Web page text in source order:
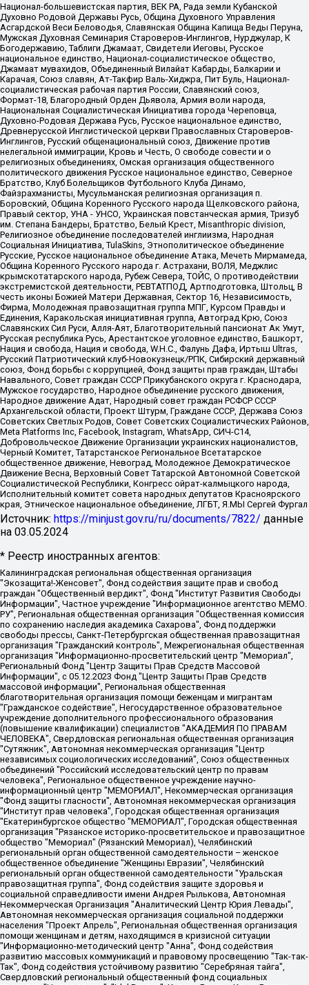
Национал-большевистская партия, ВЕК РА, Рада земли Кубанской
Духовно Родовой Державы Русь, Община Духовного Управления
Асгардской Веси Беловодья, Славянская Община Капища Веды Перуна,
Мужская Духовная Семинария Староверов-Инглингов, Нурджулар, К
Богодержавию, Таблиги Джамаат, Свидетели Иеговы, Русское
национальное единство, Национал-социалистическое общество,
Джамаат мувахидов, Объединенный Вилайат Кабарды, Балкарии и
Карачая, Союз славян, Ат-Такфир Валь-Хиджра, Пит Буль, Национал-
социалистическая рабочая партия России, Славянский союз,
Формат-18, Благородный Орден Дьявола, Армия воли народа,
Национальная Социалистическая Инициатива города Череповца,
Духовно-Родовая Держава Русь, Русское национальное единство,
Древнерусской Инглистической церкви Православных Староверов-
Инглингов, Русский общенациональный союз, Движение против
нелегальной иммиграции, Кровь и Честь, О свободе совести и о
религиозных объединениях, Омская организация общественного
политического движения Русское национальное единство, Северное
Братство, Клуб Болельщиков Футбольного Клуба Динамо,
Файзрахманисты, Мусульманская религиозная организация п.
Боровский, Община Коренного Русского народа Щелковского района,
Правый сектор, УНА - УНСО, Украинская повстанческая армия, Тризуб
им. Степана Бандеры, Братство, Белый Крест, Misanthropic division,
Религиозное объединение последователей инглиизма, Народная
Социальная Инициатива, TulaSkins, Этнополитическое объединение
Русские, Русское национальное объединение Атака, Мечеть Мирмамеда,
Община Коренного Русского народа г. Астрахани, ВОЛЯ, Меджлис
крымскотатарского народа, Рубеж Севера, ТОЙС, О противодействии
экстремистской деятельности, РЕВТАТПОД, Артподготовка, Штольц, В
честь иконы Божией Матери Державная, Сектор 16, Независимость,
Фирма, Молодежная правозащитная группа МПГ, Курсом Правды и
Единения, Каракольская инициативная группа, Автоград Крю, Союз
Славянских Сил Руси, Алля-Аят, Благотворительный пансионат Ак Умут,
Русская республика Русь, Арестантское уголовное единство, Башкорт,
Нация и свобода, Нация и свобода, W.H.С., Фалунь Дафа, Иртыш Ultras,
Русский Патриотический клуб-Новокузнецк/РПК, Сибирский державный
союз, Фонд борьбы с коррупцией, Фонд защиты прав граждан, Штабы
Навального, Совет граждан СССР Прикубанского округа г. Краснодара,
Мужское государство, Народное объединение русского движения,
Народное движение Адат, Народный совет граждан РСФСР СССР
Архангельской области, Проект Штурм, Граждане СССР, Держава Союз
Советских Светлых Родов, Совет Советских Социалистических Районов,
Meta Platforms Inc, Facebook, Instagram, WhatsApp, СИЧ-С14,
Добровольческое Движение Организации украинских националистов,
Черный Комитет, Татарстанское Региональное Всетатарское
общественное движение, Невоград, Молодежное Демократическое
Движение Весна, Верховный Совет Татарской Автономной Советской
Социалистической Республики, Конгресс ойрат-калмыцкого народа,
Исполнительный комитет совета народных депутатов Красноярского
края, Этническое национальное объединение, ЛГБТ, Я.МЫ Сергей Фургал
Источник: https://minjust.gov.ru/ru/documents/7822/ данные
на 03.05.2024
* Реестр иностранных агентов:
Калининградская региональная общественная организация "Экозащита!-Женсовет", Фонд содействия защите прав и свобод граждан "Общественный вердикт", Фонд "Институт Развития Свободы Информации", Частное учреждение "Информационное агентство МЕМО. РУ", Региональная общественная организация "Общественная комиссия по сохранению наследия академика Сахарова", Фонд поддержки свободы прессы, Санкт-Петербургская общественная правозащитная организация "Гражданский контроль", Межрегиональная общественная организация "Информационно-просветительский центр "Мемориал", Региональный Фонд "Центр Защиты Прав Средств Массовой Информации", с 05.12.2023 Фонд "Центр Защиты Прав Средств массовой информации", Региональная общественная благотворительная организация помощи беженцам и мигрантам "Гражданское содействие", Негосударственное образовательное учреждение дополнительного профессионального образования (повышение квалификации) специалистов "АКАДЕМИЯ ПО ПРАВАМ ЧЕЛОВЕКА", Свердловская региональная общественная организация "Сутяжник", Автономная некоммерческая организация "Центр независимых социологических исследований", Союз общественных объединений "Российский исследовательский центр по правам человека", Региональное общественное учреждение научно-информационный центр "МЕМОРИАЛ", Некоммерческая организация "Фонд защиты гласности", Автономная некоммерческая организация "Институт прав человека", Городская общественная организация "Екатеринбургское общество "МЕМОРИАЛ", Городская общественная организация "Рязанское историко-просветительское и правозащитное общество "Мемориал" (Рязанский Мемориал), Челябинский региональный орган общественной самодеятельности – женское общественное объединение "Женщины Евразии", Челябинский региональный орган общественной самодеятельности "Уральская правозащитная группа", Фонд содействия защите здоровья и социальной справедливости имени Андрея Рылькова, Автономная Некоммерческая Организация "Аналитический Центр Юрия Левады", Автономная некоммерческая организация социальной поддержки населения "Проект Апрель", Региональная общественная организация помощи женщинам и детям, находящимся в кризисной ситуации "Информационно-методический центр "Анна", Фонд содействия развитию массовых коммуникаций и правовому просвещению "Так-так-Так", Фонд содействия устойчивому развитию "Серебряная тайга", Свердловский региональный общественный фонд социальных проектов "Новое время", "Idel.Реалии", Кавказ.Реалии, Крым.Реалии, Телеканал Настоящее Время, Татаро-башкирская служба Радио Свобода (Azatliq Radiosi), Радио Свободная Европа/Радио Свобода (PCE/PC), "Сибирь.Реалии", "Фактограф", Благотворительный фонд помощи осужденным и их семьям, Автономная некоммерческая организация "Институт глобализации и социальных движений", Фонд "В защиту прав заключенных", Частное учреждение "Центр поддержки и содействия развитию средств массовой информации", Пензенский региональный общественный благотворительный фонд "Гражданский союз", "Север.Реалии", Некоммерческая организация Фонд "Правовая инициатива", Общество с ограниченной ответственностью "Радио Свободная Европа/Радио Свобода", Чешское информационное агентство "MEDIUM-ORIENT", Красноярская региональная общественная организация "Мы против СПИДа", Камалягин Денис Николаевич, Маркелов Сергей Евгеньевич, Пономарев Лев Александрович, Савицкая Людмила Алексеевна, Автономная некоммерческая организация "Центр по работе с проблемой насилия "НАСИЛИЮ.НЕТ", Межрегиональный профессиональный союз работников здравоохранения "Альянс врачей", Юридическое лицо, зарегистрированное в Латвийской Республике, SIA "Medusa Project" (регистрационный номер 40103797863, дата регистрации 10.06.2014), Некоммерческая организация "Фонд по борьбе с коррупцией", Автономная некоммерческая организация "Институт права и публичной политики", Баданин Роман Сергеевич, Гликин Максим Александрович, Железнова Мария Михайловна, Лукьянова Юлия Сергеевна, Маетная Елизавета Витальевна, Маняхин Петр Борисович, Чуракова Ольга Владимировна, Ярош Юлия Петровна, Юридическое лицо "The Insider SIA", зарегистрированное в Риге, Латвийская Республика (дата регистрации 26.06.2015), являющееся администратором доменного имени интернет-издания "The Insider SIA", https://theins.ru, Постернак Алексей Евгеньевич, Рубин Михаил Аркадьевич, Анин Роман Александрович, Юридическое лицо Istories fonds, зарегистрированное в Латвийской Республике (регистрационный номер 50008295751, дата регистрации 24.02.2020), Великовский Дмитрий Александрович, Долинина Ирина Николаевна, Мароховская Алеся Алексеевна, Шлейнов Роман Юрьевич, Шмагун Олеся Валентиновна, Общество с ограниченной ответственностью "Альтаир 2021", Общество с ограниченной ответственностью "Вега 2021", Общество с ограниченной ответственностью "Главный редактор 2021", Общество с ограниченной ответственностью "Ромашки монолит", Важенков Артем Валерьевич, Ивановская областная общественная организация "Центр гендерных исследований", Гурман Юрий Альбертович, Медиапроект "ОВД-Инфо", Егоров Владимир Владимирович, Жилинский Владимир Александрович, Общество с ограниченной ответственностью "ЗП", Иванова София Юрьевна, Карезина Инна Павловна, Кильтау Екатерина Викторовна, Петров Алексей Викторович, Пискунов Сергей Евгеньевич, Смирнов Сергей Сергеевич, Тихонов Михаил Сергеевич, Общество с ограниченной ответственностью "ЖУРНАЛИСТ-ИНОСТРАННЫЙ АГЕНТ", Арапова Галина Юрьевна, Вольтская Татьяна Анатольевна, Американская компания "Mason G.E.S. Anonymous Foundation" (США), являющаяся владельцем интернет-издания https://mnews.world/, Компания "Stichting Bellingcat", зарегистрированная в Нидерландах (дата регистрации 11.07.2018), Захаров Андрей Вячеславович, Клепиковская Екатерина Дмитриевна, Общество с ограниченной ответственностью "МЕМО", Перл Роман Александрович, Симонов Евгений Алексеевич, Соловьева Елена Анатольевна, Сотников Даниил Владимирович, Сурначева Елизавета Дмитриевна, Автономная некоммерческая организация по защите прав человека и информированию населения "Якутия – Наше Мнение", Общество с ограниченной ответственностью "Москоу диджитал медиа", с 26.01.2023 Общество с ограниченной ответственностью "Чайка Белые сады", Ветошкина Валерия Валерьевна, Заговора Максим Александрович, Межрегиональное общественное движение "Российская ЛГБТ - сеть", Оленичев Максим Владимирович, Павлов Иван Юрьевич, Скворцова Елена Сергеевна, Общество с ограниченной ответственностью "Как бы инагент", Кочетков Игорь Викторович, Общество с ограниченной ответственностью "Честные выборы", Еланчик Олег Александрович, Общество с ограниченной ответственностью "Нобелевский призыв", Гималова Регина Эмилевна, Григорьев Андрей Валерьевич, Григорьева Алина Александровна, Ассоциация по содействию защите прав призывников, альтернативнослужащих и военнослужащих "Правозащитная группа "Гражданин.Армия.Право", Хисамова Регина Фаритовна, Автономная некоммерческая организация по реализации социально-правовых программ "Лилит", Дальневосточное общественное движение "Маяк", Санкт-Петербургская ЛГБТ-инициативная группа "Выход", Инициативная группа ЛГБТ+ "Реверс", Алексеев Андрей Викторович, Бекбулатова Таисия Львовна, Беляев Иван Михайлович, Владыкина Елена Сергеевна, Гельман Марат Александрович, Никульшина Вероника Юрьевна, Толоконникова Надежда Андреевна, Шендерович Виктор Анатольевич, Общество с ограниченной ответственностью "Данное сообщение", Общество с ограниченной ответственностью Издательский дом "Новая глава", Айнбиндер Александра Александровна, Московский комьюнити-центр для ЛГБТ+инициатив, Благотворительный фонд развития филантропии, Deutsche Welle (Германия, Kurt-Schumacher-Strasse 3, 53113 Bonn), Борзунова Мария Михайловна, Воробьев Виктор Викторович, Голубева Анна Львовна, Константинова Алла Михайловна, Малкова Ирина Владимировна, Мурадов Мурад Абдулгалимович, Осетинская Елизавета Николаевна, Понасенков Евгений Николаевич, Ганапольский Матвей Юрьевич, Киселев Евгений Алексеевич, Борухович Ирина Григорьевна, Дремин Иван Тимофеевич, Дубровский Дмитрий Викторович, Красноярская региональная общественная организация поддержки и развития альтернативных образовательных технологий и межкультурных коммуникаций "ИНТЕРРА", Маяковская Екатерина Алексеевна, Фейгин Марк Захарович, Филимонов Андрей Викторович, Дзугкоева Регина Николаевна, Доброхотов Роман Александрович, Дудь Юрий Александрович, Елкин Сергей Владимирович, Кругликов Кирилл Игоревич, Сабунаева Мария Леонидовна, Семенов Алексей Владимирович, Шаинян Карен Багратович, Шульман Екатерина Михайловна, Асафьев Артур Валерьевич, Вахштайн Виктор Семенович, Венедиктов Алексей Алексеевич, Лушникова Екатерина Евгеньевна, Волков Леонид Михайлович, Невзоров Александр Глебович, Пархоменко Сергей Борисович, Сироткин Ярослав Николаевич, Кара-Мурза Владимир Владимирович, Баранова Наталья Владимировна, Гозман Леонид Яковлевич, Кагарлицкий Борис Юльевич, Климарев Михаил Валерьевич, Милов Владимир Станиславович, Автономная некоммерческая организация Краснодарский центр современного искусства "Типография", Моргенштерн Алишер Тагирович, Соболь Любовь Эдуардовна, Общество с ограниченной ответственностью "ЛИЗА НОРМ", Каспаров Гарри Кимович, Ходорковский Михаил Борисович, Общество с ограниченной ответственностью "Апрельские тезисы", Данилович Ирина Брониславовна, Кашин Олег Владимирович, Петров Николай Владимирович, Пивоваров Алексей Владимирович, Соколов Михаил Владимирович, Цветкова Юлия Владимировна, Чичваркин Евгений Александрович, Комитет против пыток/Команда против пыток, Общество с ограниченной ответственностью "Первый научный", Общество с ограниченной ответственностью "Вертолет и ко", Белоцерковская Вероника Борисовна, Кац Максим Евгеньевич, Лазарева Татьяна Юрьевна, Шаведдинов Руслан Табризович, Яшин Илья Валерьевич, Общество с ограниченной ответственностью "Иноагент ААВ", Алешковский Дмитрий Петрович, Альбац Евгения Марковна, Быков Дмитрий Львович, Галямина Юлия Евгеньевна, Лойко Сергей Леонидович, Мартынов Кирилл Константинович, Медведев Сергей Александрович, Крашенинников Федор Геннадиевич, Гордеева Катерина Вл